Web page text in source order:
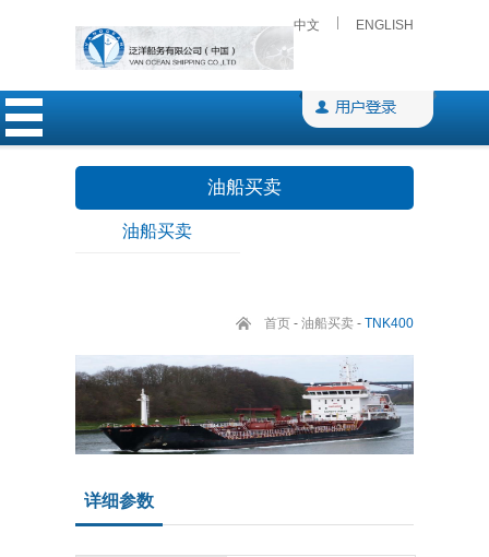
中文 ENGLISH
油船买卖
油船买卖
首页 - 油船买卖 - TNK400
详细参数